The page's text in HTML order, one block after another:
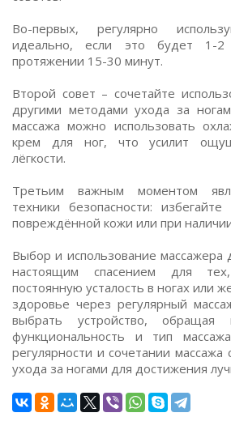
Во-первых, регулярно
идеально, если это будет
протяжении 15-30 минут.
Второй совет – сочетайте
другими методами ухода за
массажа можно использовать
крем для ног, что усилит
лёгкости.
Третьим важным моментом
техники безопасности:
повреждённой кожи или при
Выбор и использование массажера
настоящим спасением для
постоянную усталость в ногах или
здоровье через регулярный
выбрать устройство,
функциональность и тип
регулярности и сочетании
ухода за ногами для достижения